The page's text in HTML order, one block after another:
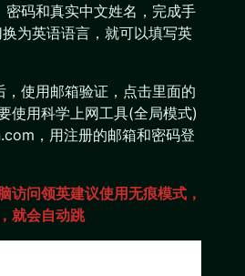
密码和真实中文姓名，完成手
为英语语言，就可以填写英
，使用邮箱验证，点击里面的
使用科学上网工具(全局模式)
，用注册的邮箱和密码登
访问领英建议使用无痕模式，
就会自动跳